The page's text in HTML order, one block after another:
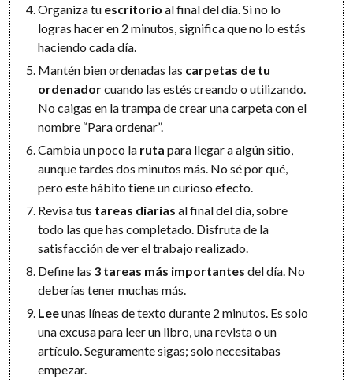
Organiza tu escritorio al final del día. Si no lo
logras hacer en 2 minutos, significa que no lo estás
haciendo cada día.
Mantén bien ordenadas las carpetas de tu
ordenadorcuando las estés creando o utilizando.
No caigas en la trampa de crear una carpeta con el
nombre “Para ordenar”.
Cambia un poco la ruta para llegar a algún sitio,
aunque tardes dos minutos más. No sé por qué,
pero este hábito tiene un curioso efecto.
Revisa tus tareas diarias al final del día, sobre
todo las que has completado. Disfruta de la
satisfacción de ver el trabajo realizado.
Define las 3 tareas más importantes del día. No
deberías tener muchas más.
Leeunas líneas de texto durante 2 minutos. Es solo
una excusa para leer un libro, una revista o un
artículo. Seguramente sigas; solo necesitabas
empezar.